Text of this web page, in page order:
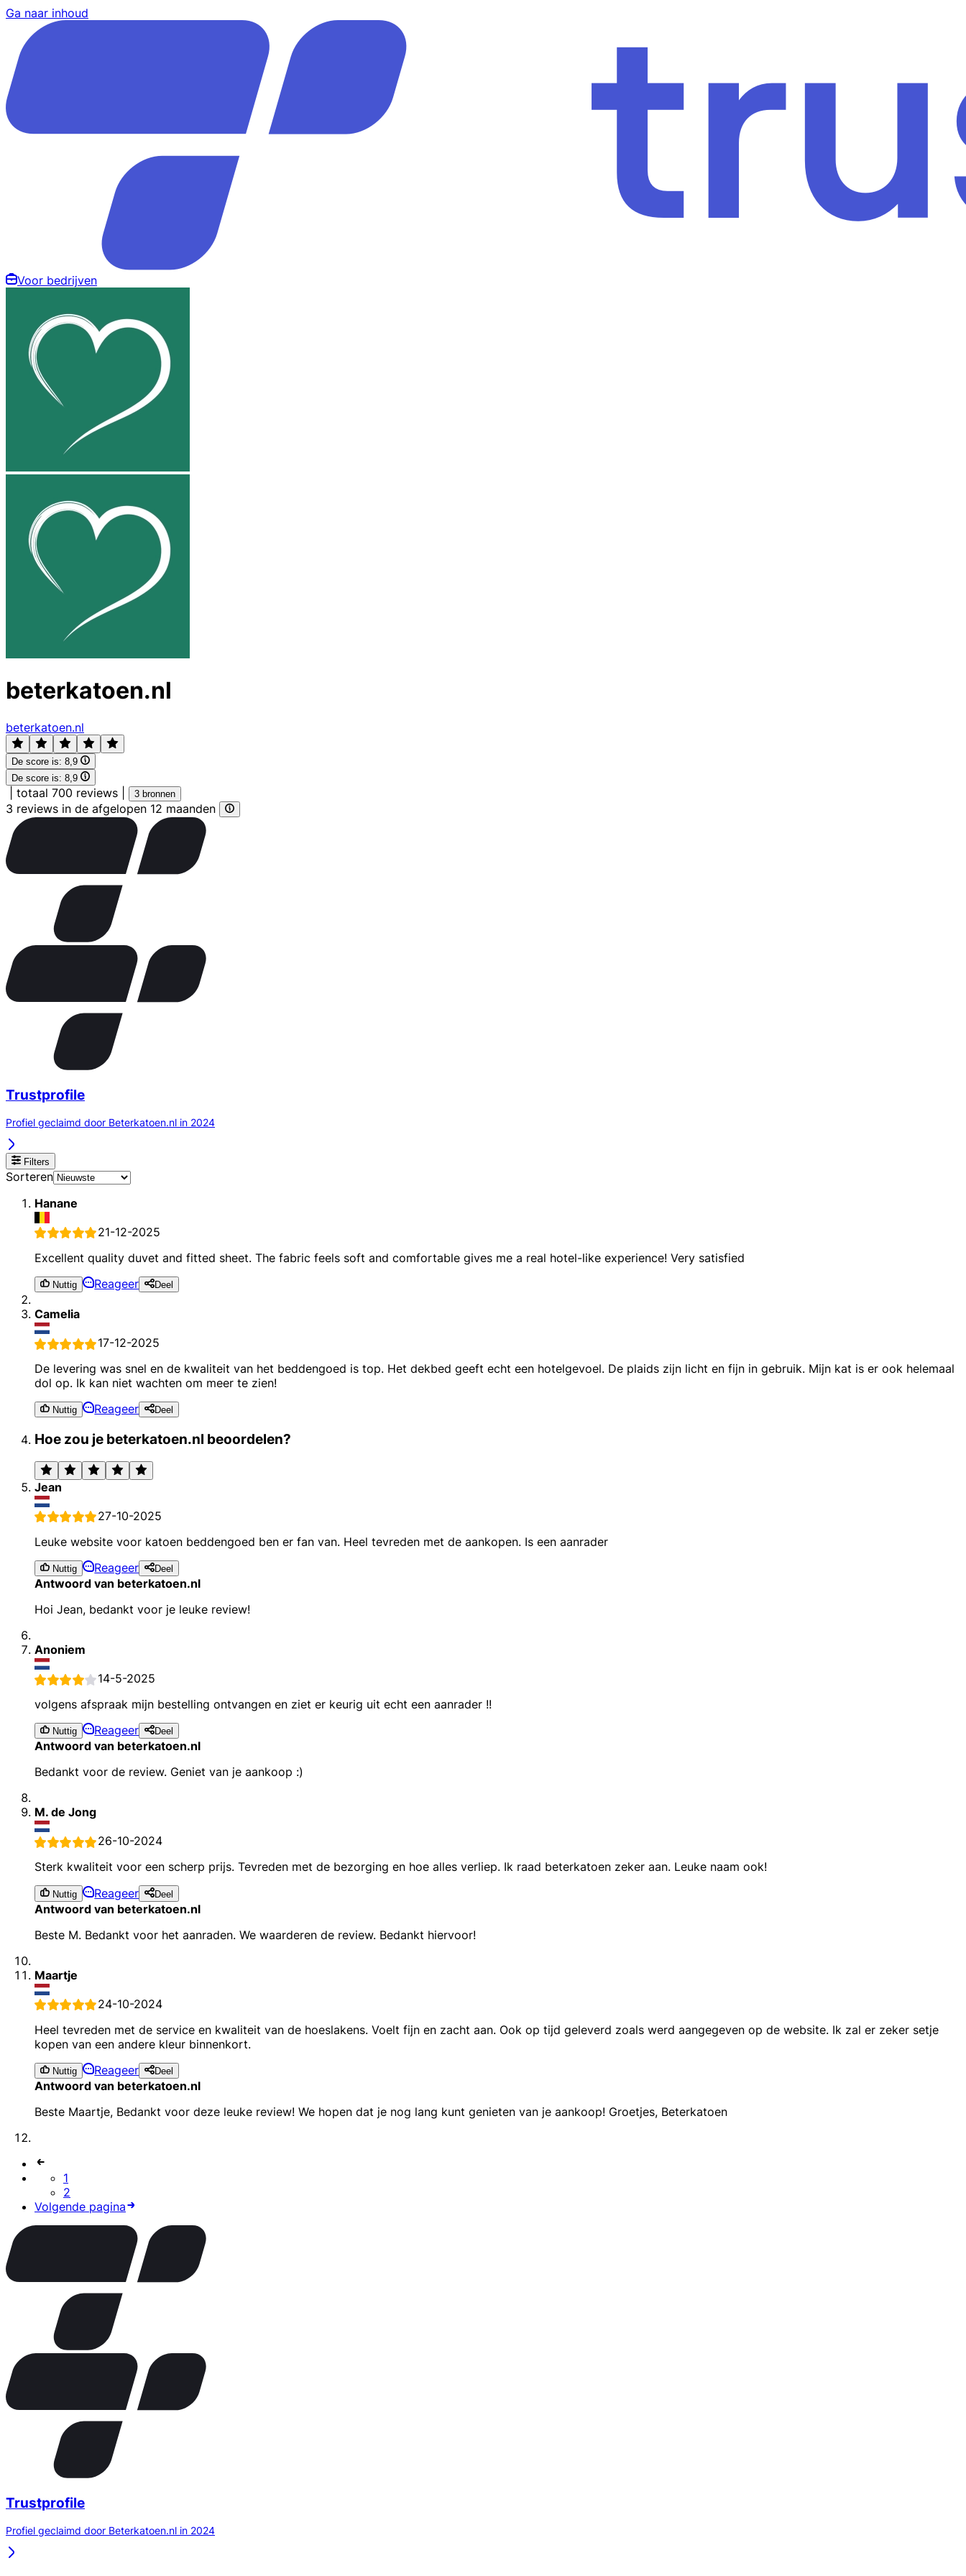
Ga naar inhoud
Voor bedrijven
beterkatoen.nl
beterkatoen.nl
De score is: 8,9
De score is: 8,9
totaal 700 reviews 3 bronnen
3 reviews in de afgelopen 12 maanden
Trustprofile
Profiel geclaimd door Beterkatoen.nl in 2024
Filters
Sorteren
Hanane
21-12-2025
Excellent quality duvet and fitted sheet. The fabric feels soft and comfortable gives me a real hotel-like experience! Very satisfied
Nuttig Reageer Deel
Camelia
17-12-2025
De levering was snel en de kwaliteit van het beddengoed is top. Het dekbed geeft echt een hotelgevoel. De plaids zijn licht en fijn in gebruik. Mijn kat is er ook helemaal
dol op. Ik kan niet wachten om meer te zien!
Nuttig Reageer Deel
Hoe zou je beterkatoen.nl beoordelen?
Jean
27-10-2025
Leuke website voor katoen beddengoed ben er fan van. Heel tevreden met de aankopen. Is een aanrader
Nuttig Reageer Deel
Antwoord van beterkatoen.nl
Hoi Jean, bedankt voor je leuke review!
Anoniem
14-5-2025
volgens afspraak mijn bestelling ontvangen en ziet er keurig uit echt een aanrader !!
Nuttig Reageer Deel
Antwoord van beterkatoen.nl
Bedankt voor de review. Geniet van je aankoop :)
M. de Jong
26-10-2024
Sterk kwaliteit voor een scherp prijs. Tevreden met de bezorging en hoe alles verliep. Ik raad beterkatoen zeker aan. Leuke naam ook!
Nuttig Reageer Deel
Antwoord van beterkatoen.nl
Beste M. Bedankt voor het aanraden. We waarderen de review. Bedankt hiervoor!
Maartje
24-10-2024
Heel tevreden met de service en kwaliteit van de hoeslakens. Voelt fijn en zacht aan. Ook op tijd geleverd zoals werd aangegeven op de website. Ik zal er zeker setje
kopen van een andere kleur binnenkort.
Nuttig Reageer Deel
Antwoord van beterkatoen.nl
Beste Maartje, Bedankt voor deze leuke review! We hopen dat je nog lang kunt genieten van je aankoop! Groetjes, Beterkatoen
1
2
Volgende pagina
Trustprofile
Profiel geclaimd door Beterkatoen.nl in 2024